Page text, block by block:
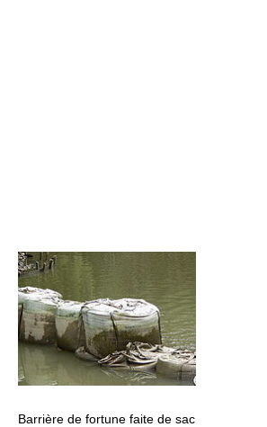
Barrière de fortune faite de sac